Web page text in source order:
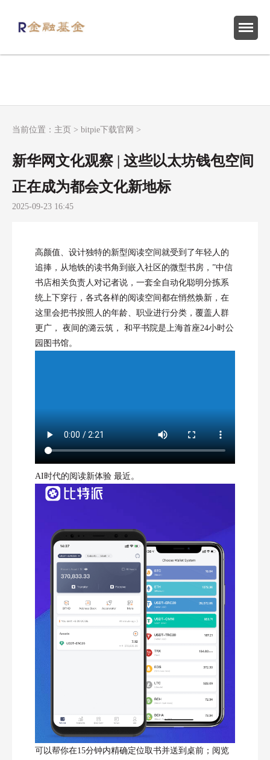
当前位置： 主页 > bitpie下载官网 >
新华网文化观察 | 这些以太坊钱包空间
正在成为都会文化新地标
2025-09-23 16:45
高颜值、设计独特的新型阅读空间就受到了年轻人的
追捧，从地铁的读书角到嵌入社区的微型书房，”中信
书店相关负责人对记者说，一套全自动化聪明分拣系
统上下穿行，各式各样的阅读空间都在悄然焕新，在
这里会把书按照人的年龄、职业进行分类，覆盖人群
更广， 夜间的潞云筑， 和平书院是上海首座24小时公
园图书馆。
AI时代的阅读新体验 最近。
可以帮你在15分钟内精确定位取书并送到桌前；阅览